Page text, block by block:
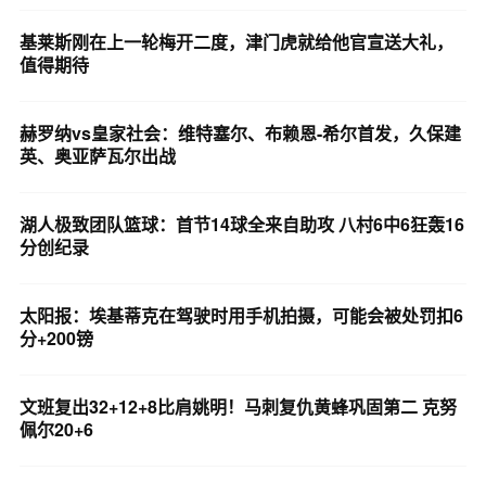
基莱斯刚在上一轮梅开二度，津门虎就给他官宣送大礼，
值得期待
赫罗纳vs皇家社会：维特塞尔、布赖恩-希尔首发，久保建
英、奥亚萨瓦尔出战
湖人极致团队篮球：首节14球全来自助攻 八村6中6狂轰16
分创纪录
太阳报：埃基蒂克在驾驶时用手机拍摄，可能会被处罚扣6
分+200镑
文班复出32+12+8比肩姚明！马刺复仇黄蜂巩固第二 克努
佩尔20+6